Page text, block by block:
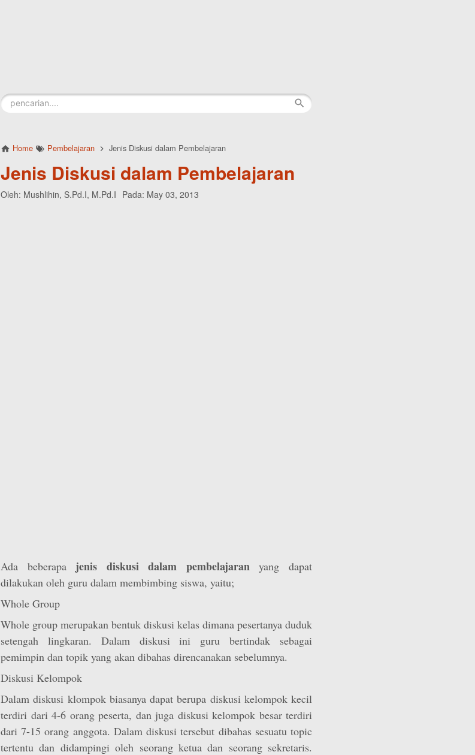
Home Pembelajaran Jenis Diskusi dalam Pembelajaran
Jenis Diskusi dalam Pembelajaran
Oleh: Mushlihin, S.Pd.I, M.Pd.I Pada: May 03, 2013
Ada beberapa jenis diskusi dalam pembelajaran yang dapat
dilakukan oleh guru dalam membimbing siswa, yaitu;
Whole Group
Whole group merupakan bentuk diskusi kelas dimana pesertanya duduk
setengah lingkaran. Dalam diskusi ini guru bertindak sebagai
pemimpin dan topik yang akan dibahas direncanakan sebelumnya.
Diskusi Kelompok
Dalam diskusi klompok biasanya dapat berupa diskusi kelompok kecil
terdiri dari 4-6 orang peserta, dan juga diskusi kelompok besar terdiri
dari 7-15 orang anggota. Dalam diskusi tersebut dibahas sesuatu topic
tertentu dan didampingi oleh seorang ketua dan seorang sekretaris.